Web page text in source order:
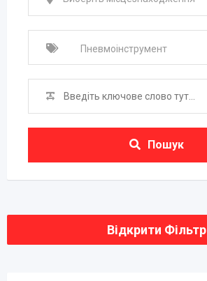
Пошук
Відкрити Фільтр